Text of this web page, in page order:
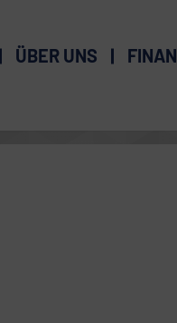
ÜBER UNS